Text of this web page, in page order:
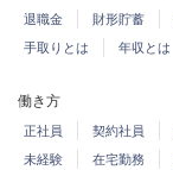
退職金
財形貯蓄
手取りとは
年収とは
働き方
正社員 契約社員
未経験
在宅勤務